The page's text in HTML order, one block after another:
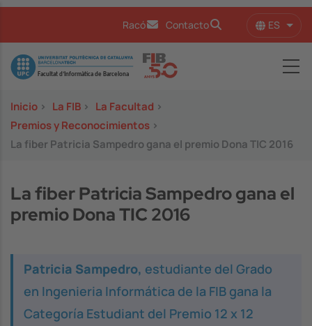
Racó Contacto ES
Image
Inicio > La FIB > La Facultad >
Premios y Reconocimientos >
La fiber Patricia Sampedro gana el premio Dona TIC 2016
La fiber Patricia Sampedro gana el
premio Dona TIC 2016
Patricia Sampedro, estudiante del Grado
en Ingenieria Informática de la FIB gana la
Categoría Estudiant del Premio 12 x 12